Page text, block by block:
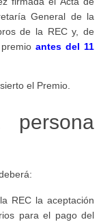
General de la
de la REC y, de
antes del 11
el Premio.
persona
REC la aceptación
para el pago del